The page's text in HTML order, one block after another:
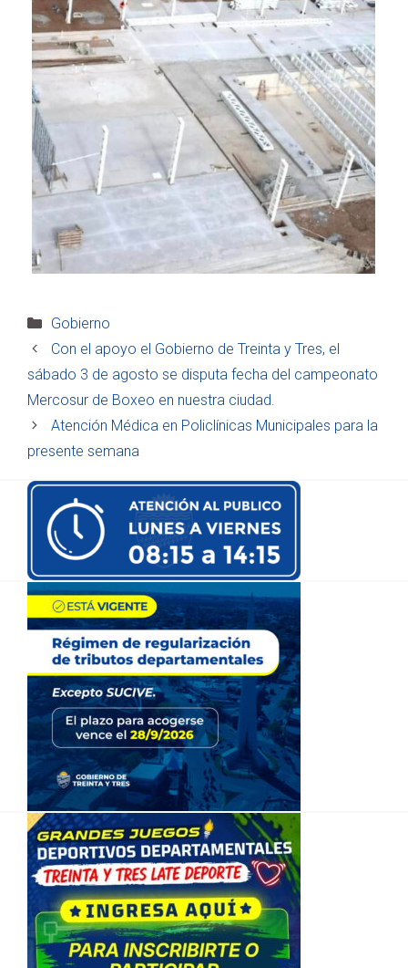
Categorías
Gobierno
Con el apoyo el Gobierno de Treinta y Tres, el
sábado 3 de agosto se disputa fecha del campeonato
Mercosur de Boxeo en nuestra ciudad.
Atención Médica en Policlínicas Municipales para la
presente semana